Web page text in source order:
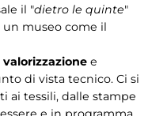
il "dietro le quinte"
museo come il
valorizzazione e
di vista tecnico. Ci si
ai tessili, dalle stampe